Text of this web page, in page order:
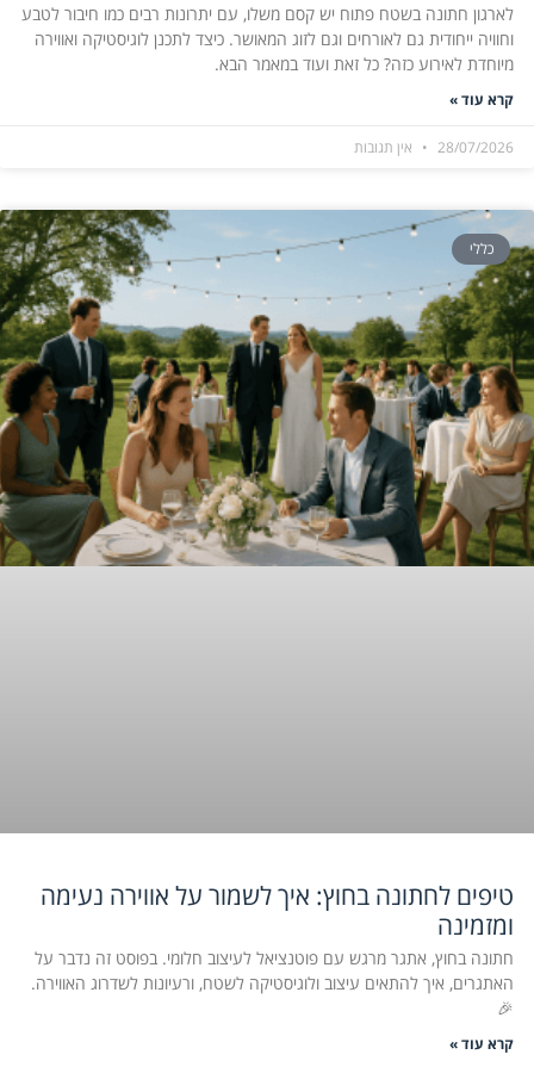
לארגון חתונה בשטח פתוח יש קסם משלו, עם יתרונות רבים כמו חיבור לטבע
וחוויה ייחודית גם לאורחים וגם לזוג המאושר. כיצד לתכנן לוגיסטיקה ואווירה
מיוחדת לאירוע כזה? כל זאת ועוד במאמר הבא.
קרא עוד »
28/07/2026 אין תגובות
כללי
טיפים לחתונה בחוץ: איך לשמור על אווירה נעימה
ומזמינה
חתונה בחוץ, אתגר מרגש עם פוטנציאל לעיצוב חלומי. בפוסט זה נדבר על
האתגרים, איך להתאים עיצוב ולוגיסטיקה לשטח, ורעיונות לשדרוג האווירה.
🎉
קרא עוד »